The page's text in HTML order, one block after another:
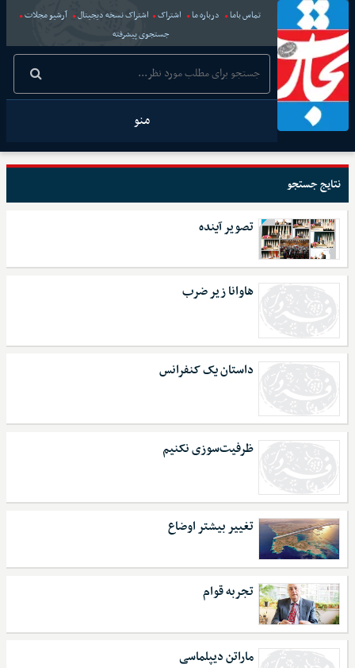
تماس باما درباره ما اشتراک اشتراک نسخه دیجیتال
آرشیو مجلات
جستجوی پیشرفته
منو
نتایج جستجو
تصویر آینده
هاوانا زیر ضرب
داستان یک کنفرانس
ظرفیت‌سوزی نکنیم
تغییر بیشتر اوضاع
تجربه قوام
ماراتن دیپلماسی